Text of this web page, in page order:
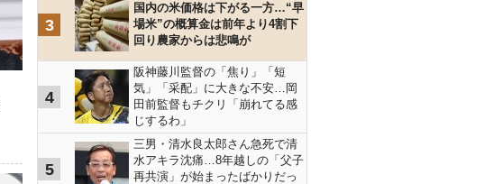
3
国内の米価格は下がる一方…“早
場米”の概算金は前年より4割下
回り農家からは悲鳴が
4
阪神藤川監督の「焦り」「短
気」「采配」に大きな不安…岡
田前監督もチクリ「崩れてる感
じするわ」
5
三男・清水良太郎さん急死で清
水アキラ沈痛…8年越しの「父子
再共演」が始まったばかりだっ